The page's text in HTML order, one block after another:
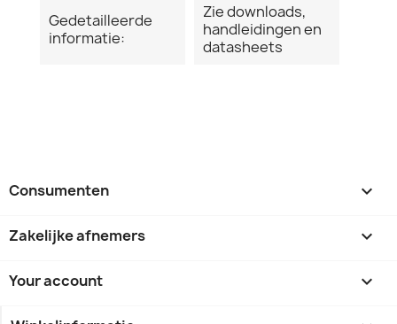
Gedetailleerde
informatie:
Zie downloads,
handleidingen en
datasheets
Consumenten 
Zakelijke afnemers 
Your account 